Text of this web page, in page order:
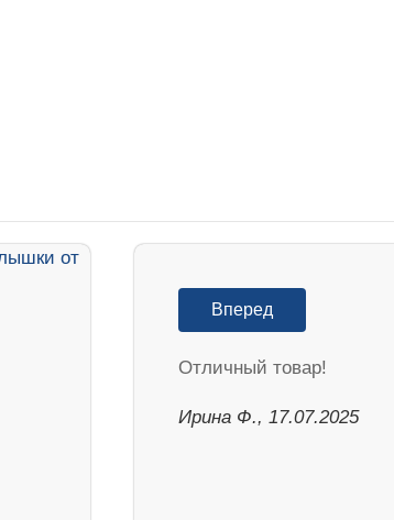
Вперед
Отличный товар!
Ирина Ф., 17.07.2025